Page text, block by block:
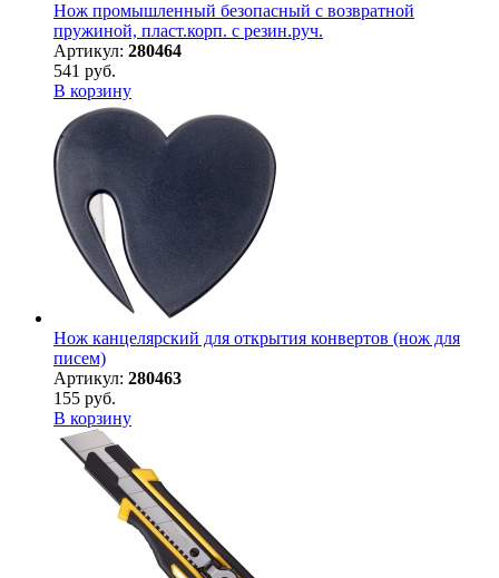
Нож промышленный безопасный с возвратной
пружиной, пласт.корп. с резин.руч.
Артикул: 280464
541 руб.
В корзину
Нож канцелярский для открытия конвертов (нож для
писем)
Артикул: 280463
155 руб.
В корзину